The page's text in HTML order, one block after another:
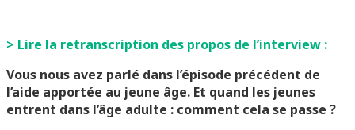
> Lire la retranscription des propos de l’interview :
Vous nous avez parlé dans l’épisode précédent de
l’aide apportée au jeune âge. Et quand les jeunes
entrent dans l’âge adulte : comment cela se passe ?